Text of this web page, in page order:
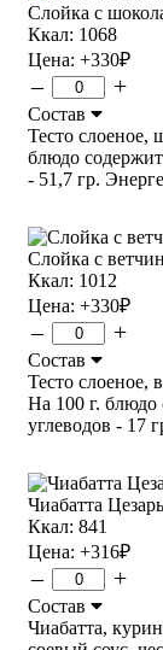
Слойка с
Ккал: 1068
Цена: +330₽
– +
Состав
Тесто слоеное,
блюдо
- 51,7 гр.
Слойка с
Ккал: 1012
Цена: +330₽
– +
Состав
Тесто слоеное,
На 100 г. блюдо
углеводов - 17
Чиабатта
Ккал: 841
Цена: +316₽
– +
Состав
Чиабатта,